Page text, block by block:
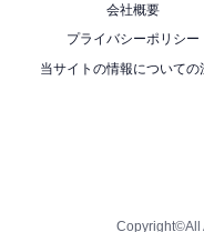
会社概要
プライバシーポリシー
当サイトの情報についての
Copyright©All